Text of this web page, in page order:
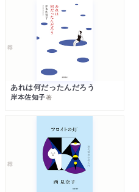
あれは何だったんだろう
岸本佐知子著